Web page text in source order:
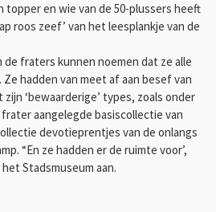
topper en wie van de 50-plussers heeft
roos zeef’ van het leesplankje van de
fraters kunnen noemen dat ze alle
hadden van meet af aan besef van
‘bewaarderige’ types, zoals onder
aangelegde basiscollectie van
devotieprentjes van de onlangs
“En ze hadden er de ruimte voor’,
Stadsmuseum aan.